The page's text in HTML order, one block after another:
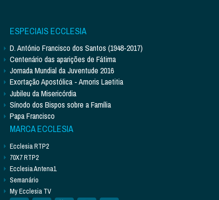
ESPECIAIS ECCLESIA
D. António Francisco dos Santos (1948-2017)
Centenário das aparições de Fátima
Jornada Mundial da Juventude 2016
Exortação Apostólica - Amoris Laetitia
Jubileu da Misericórdia
Sínodo dos Bispos sobre a Família
Papa Francisco
MARCA ECCLESIA
Ecclesia RTP2
70X7 RTP2
Ecclesia Antena1
Semanário
My Ecclesia TV